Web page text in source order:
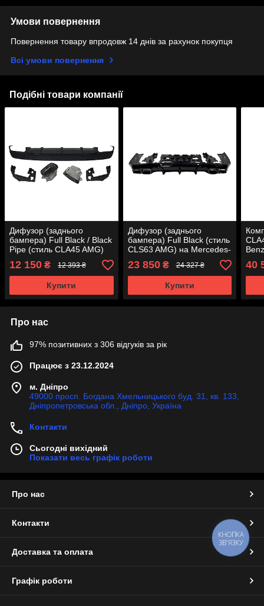
Умови повернення
Повернення товару впродовж 14 днів за рахунок покупця
Всі умови повернення
Подібні товари компанії
Дифузор (заднього
бампера) Full Black / Black
Pipe (стиль CLA45 AMG)
на Mercedes-Benz CLA-
Class C117 2013-2017
року
12 150 ₴ 12 393 ₴
Купити
Дифузор (заднього
бампера) Full Black (стиль
CLS63 AMG) на Mercedes-
Benz CLS-Class C257
2018-2022 року
23 850₴ 24 327 ₴
Купити
40
Про нас
97% позитивних з 306 відгуків за рік
Працює з 23.12.2024
м. Дніпро
49000 просп. Богдана Хмельницького буд. 31, кв. 133,
Дніпропетровська обл., Дніпро, Україна
Контакти
Сьогодні вихідний
Показати весь графік роботи
Про нас
Контакти
Доставка та оплата
Графік роботи
КНОПКА
ЗВ'ЯЗКУ